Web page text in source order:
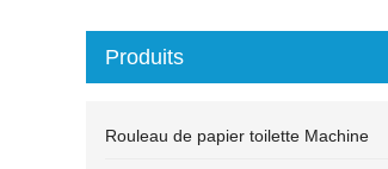
Produits
Rouleau de papier toilette Machine